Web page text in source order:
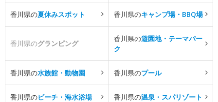
香川県の夏休みスポット 香川県のキャンプ場・BBQ場
香川県のグランピング
香川県の遊園地・テーマパー
ク
香川県の水族館・動物園 香川県のプール
香川県のビーチ・海水浴場 香川県の温泉・スパリゾート